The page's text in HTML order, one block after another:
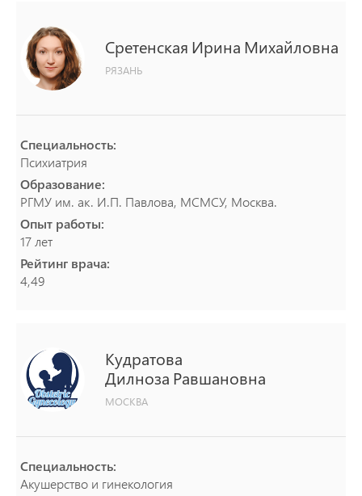
Сретенская Ирина Михайловна
РЯЗАНЬ
Специальность:
Психиатрия
Образование:
РГМУ им. ак. И.П. Павлова, МСМСУ, Москва.
Опыт работы:
17 лет
Рейтинг врача:
4,49
Кудратова
Дилноза Равшановна
МОСКВА
Специальность:
Акушерство и гинекология